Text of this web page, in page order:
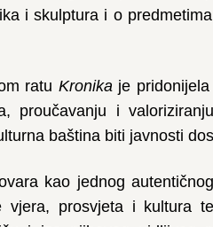
i skulptura i o
ratu Kronikaje pridonijela
proučavanju i
baština biti javnosti
kao jednog
prosvjeta i kultura